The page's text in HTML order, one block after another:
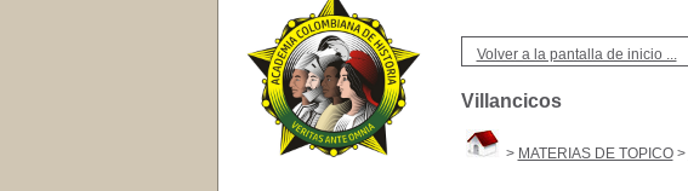
Volver a la pantalla de inicio ...
Villancicos
> MATERIAS DE TOPICO>